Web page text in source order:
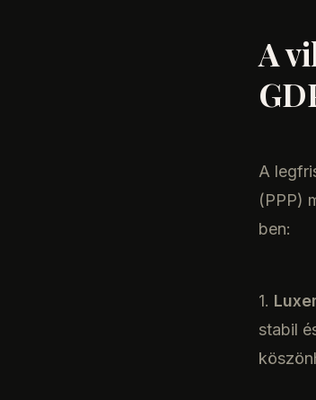
A
A
(PPP)
ben:
1.
stabil